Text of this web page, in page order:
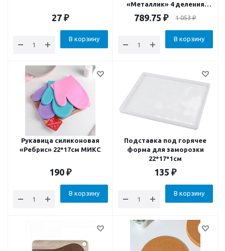
27 ₽
В корзину
«Металлик» 4 деления
18*8.6*13см
789.75 ₽ 1 053₽
В корзину
Рукавица силиконовая
«Ребрис» 22*17см МИКС
190 ₽
В корзину
Подставка под горячее
форма для заморозки
22*17*1см
135 ₽
В корзину